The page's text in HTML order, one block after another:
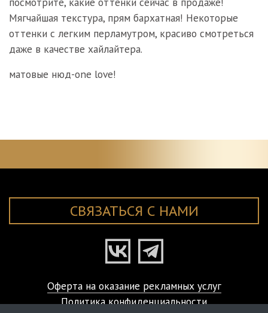
Мягчайшая текстура, прям бархатная! Некоторые
оттенки с легким перламутром, красиво смотреться
даже в качестве хайлайтера.
матовые нюд-one love!
СВЯЗАТЬСЯ С НАМИ
Оферта на оказание рекламных услуг
Политика конфиденциальности